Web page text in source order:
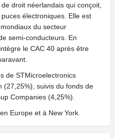
droit néerlandais qui conçoit,
électroniques. Elle est
du secteur
semi-conducteurs. En
le CAC 40 après être
de STMicroelectronics
(27,25%), suivis du fonds de
Companies (4,25%).
Europe et à New York.